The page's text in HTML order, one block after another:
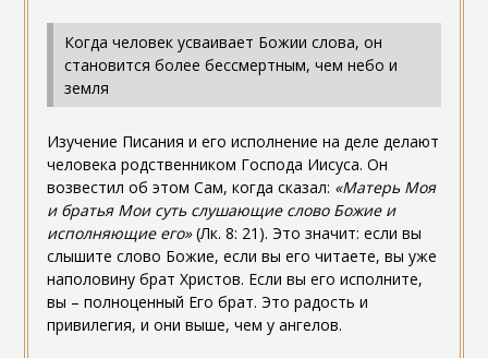
Когда человек усваивает Божии слова, он
становится более бессмертным, чем небо и
земля
Изучение Писания и его исполнение на деле делают
человека родственником Господа Иисуса. Он
возвестил об этом Сам, когда сказал: «Матерь Моя
и братья Мои суть слушающие слово Божие и
исполняющие его»(Лк. 8: 21). Это значит: если вы
слышите слово Божие, если вы его читаете, вы уже
наполовину брат Христов. Если вы его исполните,
вы – полноценный Его брат. Это радость и
привилегия, и они выше, чем у ангелов.